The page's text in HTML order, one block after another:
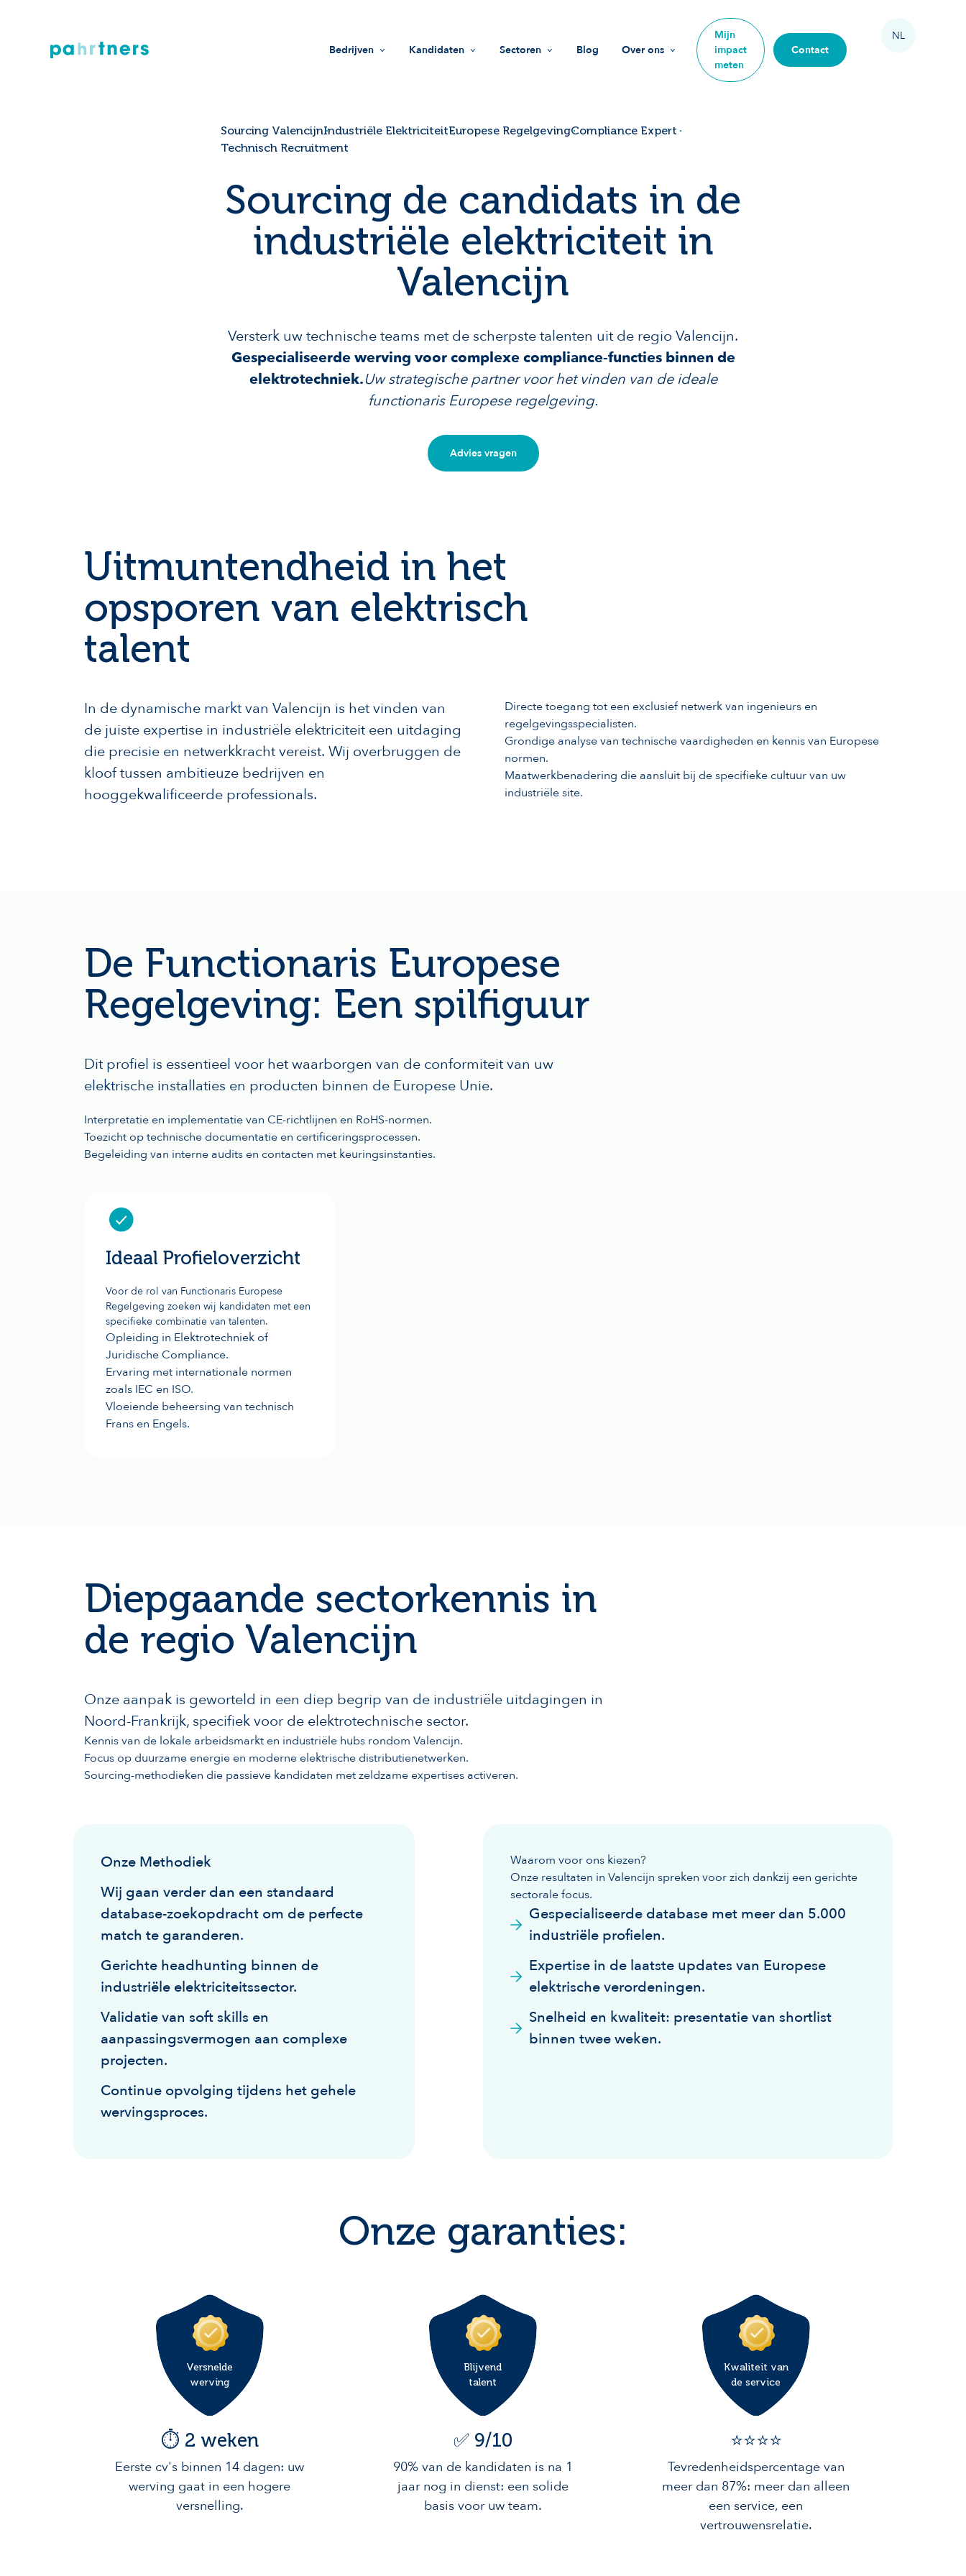
Bedrijven Kandidaten Sectoren
Beleggingsfondsen
Sociale impact
Blog Over ons
Doe mee
Onze impact
Mijn
impact
meten
Contact
NL
Sourcing ValencijnIndustriële ElektriciteitEuropese RegelgevingCompliance Expert
Technisch Recruitment
Sourcing de candidats in de
industriële elektriciteit in
Valencijn
Versterk uw technische teams met de scherpste talenten uit de regio Valencijn.
Gespecialiseerde werving voor complexe compliance-functies binnen de
elektrotechniek.Uw strategische partner voor het vinden van de ideale
functionaris Europese regelgeving.
Advies vragen
Uitmuntendheid in het
opsporen van elektrisch
talent
In de dynamische markt van Valencijn is het vinden van
de juiste expertise in industriële elektriciteit een uitdaging
die precisie en netwerkkracht vereist. Wij overbruggen de
kloof tussen ambitieuze bedrijven en
hooggekwalificeerde professionals.
Directe toegang tot een exclusief netwerk van ingenieurs en
regelgevingsspecialisten.
Grondige analyse van technische vaardigheden en kennis van Europese
normen.
Maatwerkbenadering die aansluit bij de specifieke cultuur van uw
industriële site.
De Functionaris Europese
Regelgeving: Een spilfiguur
Dit profiel is essentieel voor het waarborgen van de conformiteit van uw
elektrische installaties en producten binnen de Europese Unie.
Interpretatie en implementatie van CE-richtlijnen en RoHS-normen.
Toezicht op technische documentatie en certificeringsprocessen.
Begeleiding van interne audits en contacten met keuringsinstanties.
Ideaal Profieloverzicht
Voor de rol van Functionaris Europese
Regelgeving zoeken wij kandidaten met een
specifieke combinatie van talenten.
Opleiding in Elektrotechniek of
Juridische Compliance.
Ervaring met internationale normen
zoals IEC en ISO.
Vloeiende beheersing van technisch
Frans en Engels.
Diepgaande sectorkennis in
de regio Valencijn
Onze aanpak is geworteld in een diep begrip van de industriële uitdagingen in
Noord-Frankrijk, specifiek voor de elektrotechnische sector.
Kennis van de lokale arbeidsmarkt en industriële hubs rondom Valencijn.
Focus op duurzame energie en moderne elektrische distributienetwerken.
Sourcing-methodieken die passieve kandidaten met zeldzame expertises activeren.
Onze Methodiek
Wij gaan verder dan een standaard
database-zoekopdracht om de perfecte
match te garanderen.
Gerichte headhunting binnen de
industriële elektriciteitssector.
Validatie van soft skills en
aanpassingsvermogen aan complexe
projecten.
Continue opvolging tijdens het gehele
wervingsproces.
Waarom voor ons kiezen?
Onze resultaten in Valencijn spreken voor zich dankzij een gerichte
sectorale focus.
Gespecialiseerde database met meer dan 5.000
industriële profielen.
Expertise in de laatste updates van Europese
elektrische verordeningen.
Snelheid en kwaliteit: presentatie van shortlist
binnen twee weken.
Onze garanties:
Versnelde
werving
⏱️ 2 weken
Eerste cv's binnen 14 dagen: uw
werving gaat in een hogere
versnelling.
Blijvend
talent
✅ 9/10
90% van de kandidaten is na 1
jaar nog in dienst: een solide
basis voor uw team.
Kwaliteit van
de service
⭐️⭐️⭐️️⭐️️
Tevredenheidspercentage van
meer dan 87%: meer dan alleen
een service, een
vertrouwensrelatie.